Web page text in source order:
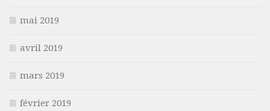
mai 2019
avril 2019
mars 2019
février 2019